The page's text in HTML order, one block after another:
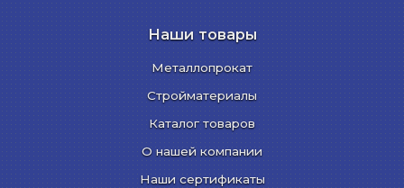
Наши товары
Металлопрокат
Стройматериалы
Каталог товаров
О нашей компании
Наши сертификаты